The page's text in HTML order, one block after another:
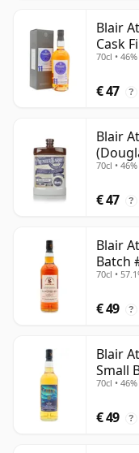
Blair
Cask
oud
70cl • 46%
€ 47 ?
Blair
70cl • 46%
€ 47 ?
Blair
Batch
70cl •
€ 49 ?
Blair
Small
70cl • 46%
€ 49 ?